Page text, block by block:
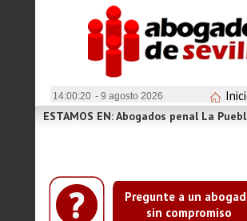
14:00:21 - 9 agosto 2026
Pregunte a un
sin compromiso
ESTAMOS EN: Abogados penal La